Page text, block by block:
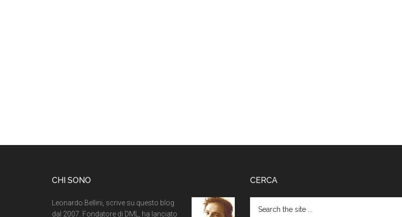
CHI SONO
Leonardo Bellini, scrive su questo blog
dal 2007. Fondatore di DML, ha lanciato
CERCA